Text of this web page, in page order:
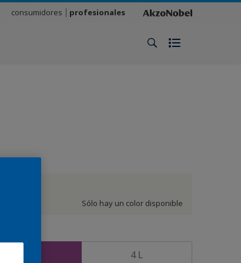
consumidores profesionales
Sólo hay un color disponible
4 L